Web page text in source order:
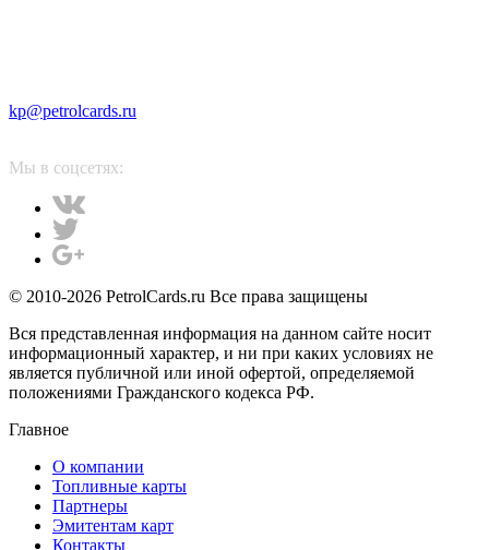
kp@petrolcards.ru
Мы в соцсетях:
© 2010-2026 PetrolCards.ru Все права защищены
Вся представленная информация на данном сайте носит
информационный характер, и ни при каких условиях не
является публичной или иной офертой, определяемой
положениями Гражданского кодекса РФ.
Главное
О компании
Топливные карты
Партнеры
Эмитентам карт
Контакты